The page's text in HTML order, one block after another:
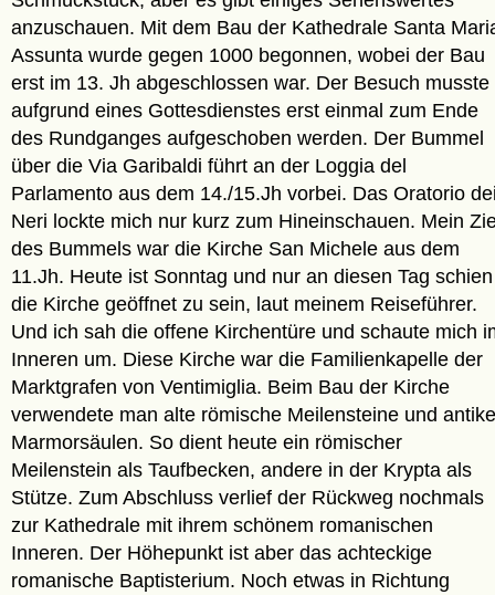
anzuschauen. Mit dem Bau der Kathedrale Santa
Assunta wurde gegen 1000 begonnen, wobei der Bau
erst im 13. Jh abgeschlossen war. Der Besuch musste
aufgrund eines Gottesdienstes erst einmal zum Ende
des Rundganges aufgeschoben werden. Der Bummel
über die Via Garibaldi führt an der Loggia del
Parlamento aus dem 14./15.Jh vorbei. Das Oratorio
Neri lockte mich nur kurz zum Hineinschauen. Mein
des Bummels war die Kirche San Michele aus dem
11.Jh. Heute ist Sonntag und nur an diesen Tag schien
die Kirche geöffnet zu sein, laut meinem Reiseführer.
Und ich sah die offene Kirchentüre und schaute mich
Inneren um. Diese Kirche war die Familienkapelle der
Marktgrafen von Ventimiglia. Beim Bau der Kirche
verwendete man alte römische Meilensteine und antike
Marmorsäulen. So dient heute ein römischer
Meilenstein als Taufbecken, andere in der Krypta als
Stütze. Zum Abschluss verlief der Rückweg nochmals
zur Kathedrale mit ihrem schönem romanischen
Inneren. Der Höhepunkt ist aber das achteckige
romanische Baptisterium. Noch etwas in Richtung